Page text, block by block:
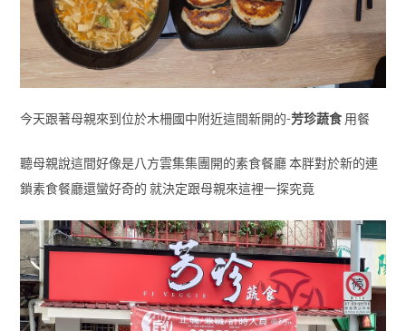
今天跟著母親來到位於木柵國中附近這間新開的-芳珍蔬食用餐
聽母親說這間好像是八方雲集集團開的素食餐廳 本胖對於新的連
鎖素食餐廳還蠻好奇的 就決定跟母親來這裡一探究竟